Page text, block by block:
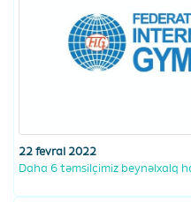
22 fevral 2022
Daha 6 təmsilçimiz beynəlxalq